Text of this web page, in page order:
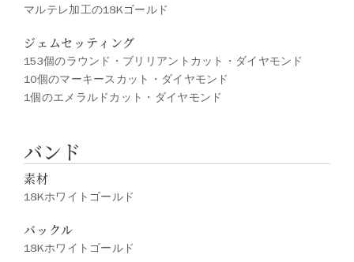
マルテレ加工の18Kゴールド
ジェムセッティング
153個のラウンド・ブリリアントカット・ダイヤモンド
10個のマーキースカット・ダイヤモンド
1個のエメラルドカット・ダイヤモンド
バンド
素材
18Kホワイトゴールド
バックル
18Kホワイトゴールド